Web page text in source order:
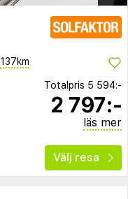
137km
Totalpris 5 594:-
2 797:-
läs mer
Välj resa